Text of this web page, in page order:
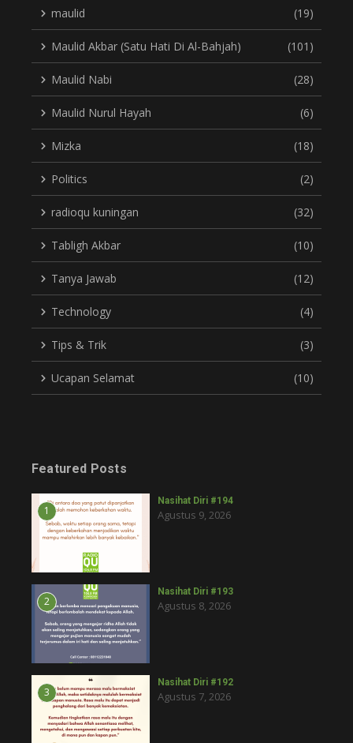
maulid (19)
Maulid Akbar (Satu Hati Di Al-Bahjah) (101)
Maulid Nabi (28)
Maulid Nurul Hayah (6)
Mizka (18)
Politics (2)
radioqu kuningan (32)
Tabligh Akbar (10)
Tanya Jawab (12)
Technology (4)
Tips & Trik (3)
Ucapan Selamat (10)
Featured Posts
1
Nasihat Diri #194
Agustus 9, 2026
2
Nasihat Diri #193
Agustus 8, 2026
3
Nasihat Diri #192
Agustus 7, 2026